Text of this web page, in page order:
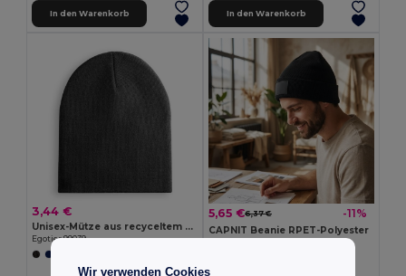
In den Warenkorb In den Warenkorb
3,44 €
Unisex-Mütze aus recyceltem Polyester (100% rPET)
Egotier 99039
5,65 €6,37 € -11%
CAPNIT Beanie RPET-Polyester
Wir verwenden Cookies